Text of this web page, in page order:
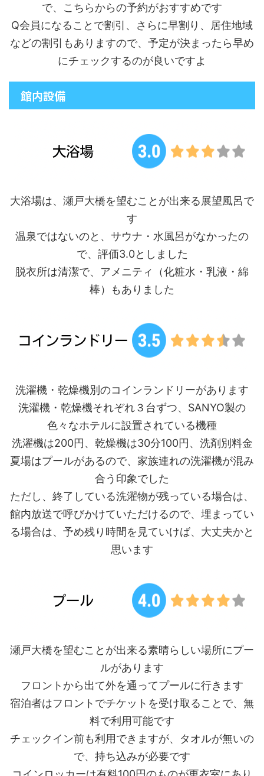
で、こちらからの予約がおすすめです
Q会員になることで割引、さらに早割り、居住地域
などの割引もありますので、予定が決まったら早め
にチェックするのが良いですよ
館内設備
大浴場は、瀬戸大橋を望むことが出来る展望風呂で
す
温泉ではないのと、サウナ・水風呂がなかったの
で、評価3.0としました
脱衣所は清潔で、アメニティ（化粧水・乳液・綿
棒）もありました
洗濯機・乾燥機別のコインランドリーがあります
洗濯機・乾燥機それぞれ３台ずつ、SANYO製の
色々なホテルに設置されている機種
洗濯機は200円、乾燥機は30分100円、洗剤別料金
夏場はプールがあるので、家族連れの洗濯機が混み
合う印象でした
ただし、終了している洗濯物が残っている場合は、
館内放送で呼びかけていただけるので、埋まってい
る場合は、予め残り時間を見ていけば、大丈夫かと
思います
瀬戸大橋を望むことが出来る素晴らしい場所にプー
ルがあります
フロントから出て外を通ってプールに行きます
宿泊者はフロントでチケットを受け取ることで、無
料で利用可能です
チェックイン前も利用できますが、タオルが無いの
で、持ち込みが必要です